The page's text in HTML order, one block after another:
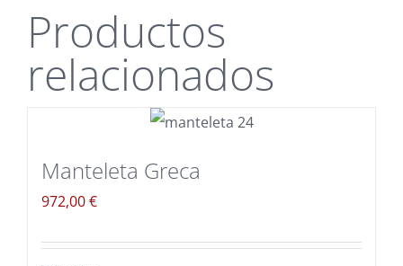
Productos
relacionados
Manteleta Greca
972,00€